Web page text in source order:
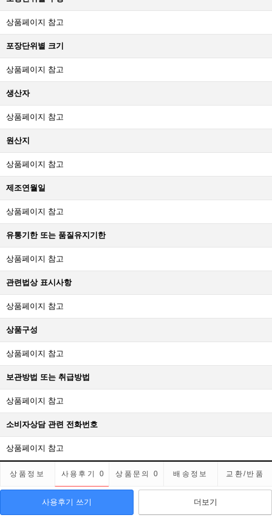
상품페이지 참고
포장단위별 크기
상품페이지 참고
생산자
상품페이지 참고
원산지
상품페이지 참고
제조연월일
상품페이지 참고
유통기한 또는 품질유지기한
상품페이지 참고
관련법상 표시사항
상품페이지 참고
상품구성
상품페이지 참고
보관방법 또는 취급방법
상품페이지 참고
소비자상담 관련 전화번호
상품페이지 참고
상품정보 사용후기 0 상품문의0 배송정보 교환/반품
사용후기 쓰기 더보기